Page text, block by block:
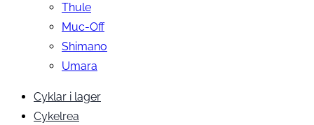
Thule
Muc-Off
Shimano
Umara
Cyklar i lager
Cykelrea